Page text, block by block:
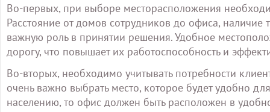
Во-первых, при выборе месторасположения
Расстояние от домов сотрудников до офиса,
важную роль в принятии решения. Удобное
дорогу, что повышает их работоспособность и
Во-вторых, необходимо учитывать потребности
очень важно выбрать место, которое будет удобно
населению, то офис должен быть расположен в